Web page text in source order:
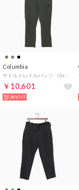
Columbia
￥10,601
28%OFF